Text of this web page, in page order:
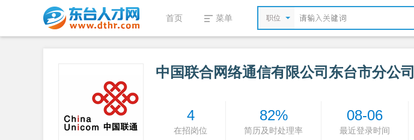
首页 菜单 职位
中国联合网络通信有限公司东台市分公司
4
在招岗位
82%
简历及时处理率
08-06
最近登录时间